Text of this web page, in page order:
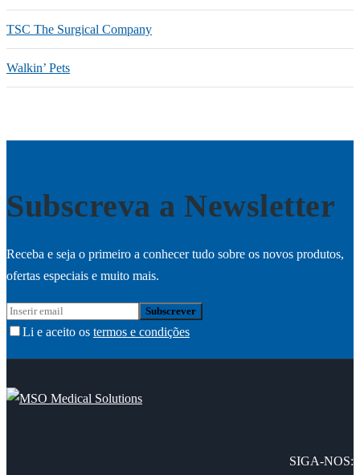
TSC The Surgical Company
Walkin’ Pets
Subscreva a Newsletter
Receba e seja o primeiro a conhecer tudo sobre os novos produtos,
ofertas especiais e muito mais.
Li e aceito os termos e condições
SIGA-NOS: